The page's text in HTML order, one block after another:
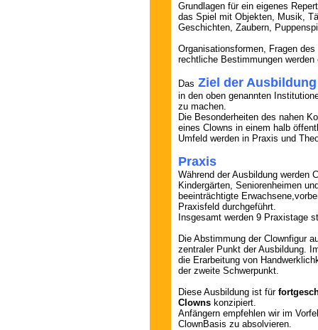
Grundlagen für ein eigenes
das Spiel mit Objekten, Musik,
Geschichten, Zaubern,
Organisationsformen, Fragen
rechtliche Bestimmungen werden
Das Ziel der Ausbildung
in den oben genannten
zu machen.
Die Besonderheiten des nahen
eines Clowns in einem halb
Umfeld werden in Praxis und
Praxis
Während der Ausbildung werden
Kindergärten, Seniorenheimen
beeinträchtigte
Praxisfeld durchgeführt.
Insgesamt werden 9 Praxistage
Die Abstimmung der Clownfigur
zentraler Punkt der Ausbildung.
die Erarbeitung von
der zweite Schwerpunkt.
Diese Ausbildung ist für
Clowns konzipiert.
Anfängern empfehlen wir im
ClownBasis zu absolvieren.